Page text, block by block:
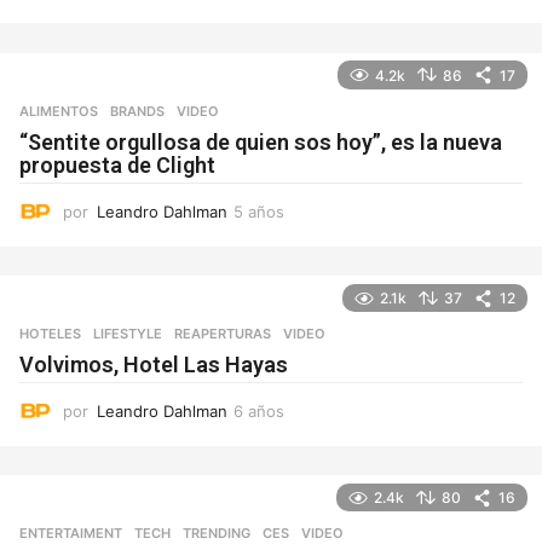
4.2k 86 17
ALIMENTOS ,BRANDS VIDEO
“Sentite orgullosa de quien sos hoy”, es la nueva
propuesta de Clight
por Leandro Dahlman 5 años
2.1k 37 12
HOTELES ,LIFESTYLE REAPERTURAS ,VIDEO
Volvimos, Hotel Las Hayas
por Leandro Dahlman 6 años
2.4k 80 16
ENTERTAIMENT ,TECH ,TRENDING CES ,VIDEO